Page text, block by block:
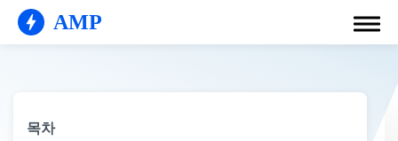
AMP
목차